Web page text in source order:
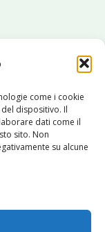
come i cookie
dispositivo. Il
dati come il
sito. Non
su alcune